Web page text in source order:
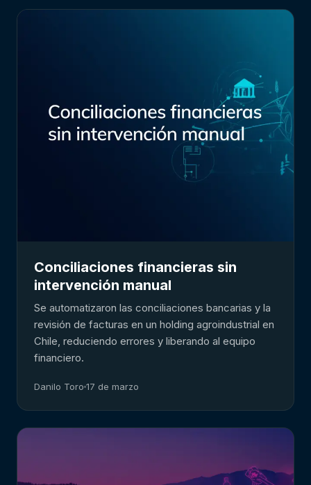
Conciliaciones financieras sin
intervención manual
Se automatizaron las conciliaciones bancarias y la
revisión de facturas en un holding agroindustrial en
Chile, reduciendo errores y liberando al equipo
financiero.
Danilo Toro 17 de marzo